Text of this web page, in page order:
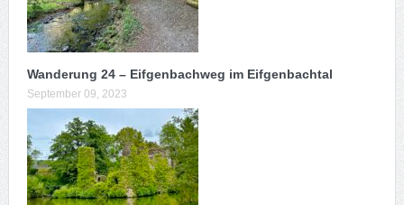
Wanderung 24 – Eifgenbachweg im Eifgenbachtal
September 09, 2023